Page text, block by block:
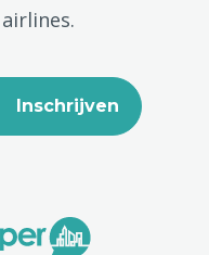
Inschrijven